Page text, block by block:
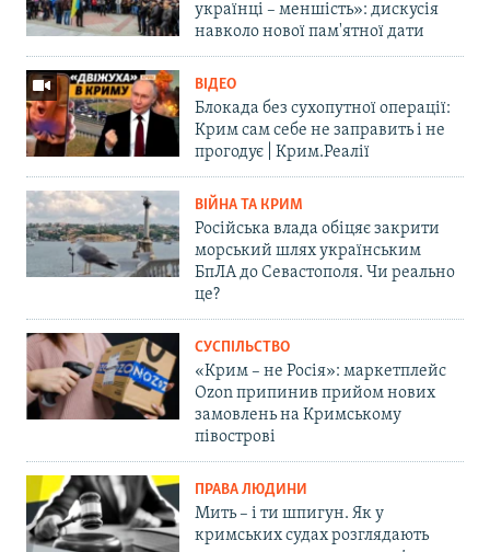
українці – меншість»: дискусія
навколо нової пам'ятної дати
ВІДЕО
Блокада без сухопутної операції:
Крим сам себе не заправить і не
прогодує | Крим.Реалії
ВІЙНА ТА КРИМ
Російська влада обіцяє закрити
морський шлях українським
БпЛА до Севастополя. Чи реально
це?
СУСПІЛЬСТВО
«Крим – не Росія»: маркетплейс
Ozon припинив прийом нових
замовлень на Кримському
півострові
ПРАВА ЛЮДИНИ
Мить – і ти шпигун. Як у
кримських судах розглядають